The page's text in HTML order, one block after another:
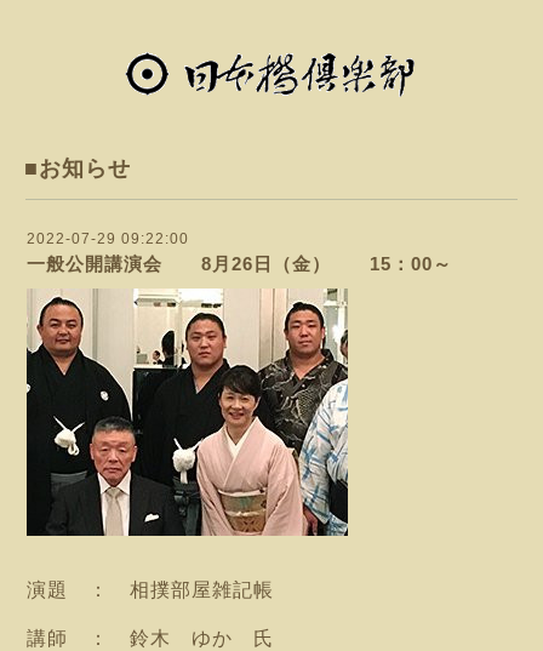
■お知らせ
2022-07-29 09:22:00
一般公開講演会 8月26日（金） 15：00～
演題 ： 相撲部屋雑記帳
講師 ： 鈴木 ゆか 氏